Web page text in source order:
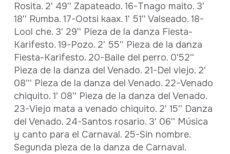
Rosita. 2' 49'' Zapateado. 16-Tnago maito. 3'
18'' Rumba. 17-Ootsi kaax. 1' 51'' Valseado. 18-
Lool che. 3' 29'' Pieza de la danza Fiesta-
Karifesto. 19-Pozo. 2' 55'' Pieza de la danza
Fiesta-Karifesto. 20-Baile del perro. 0'52''
Pieza de la danza del Venado. 21-Del viejo. 2'
08''' Pieza de la danza del Venado. 22-Venado
chiquito. 1' 08'' Pieza de la danza del Venado.
23-Viejo mata a venado chiquito. 2' 15'' Danza
del Venado. 24-Santos rosario. 3' 06'' Música
y canto para el Carnaval. 25-Sin nombre.
Segunda pieza de la danza de Carnaval.